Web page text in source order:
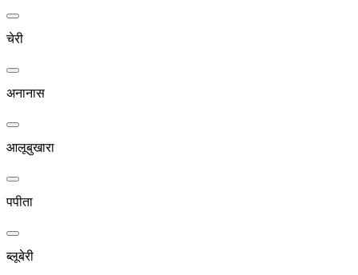
चेरी
अनानास
आलूबुखारा
पपीता
ब्लूबेरी